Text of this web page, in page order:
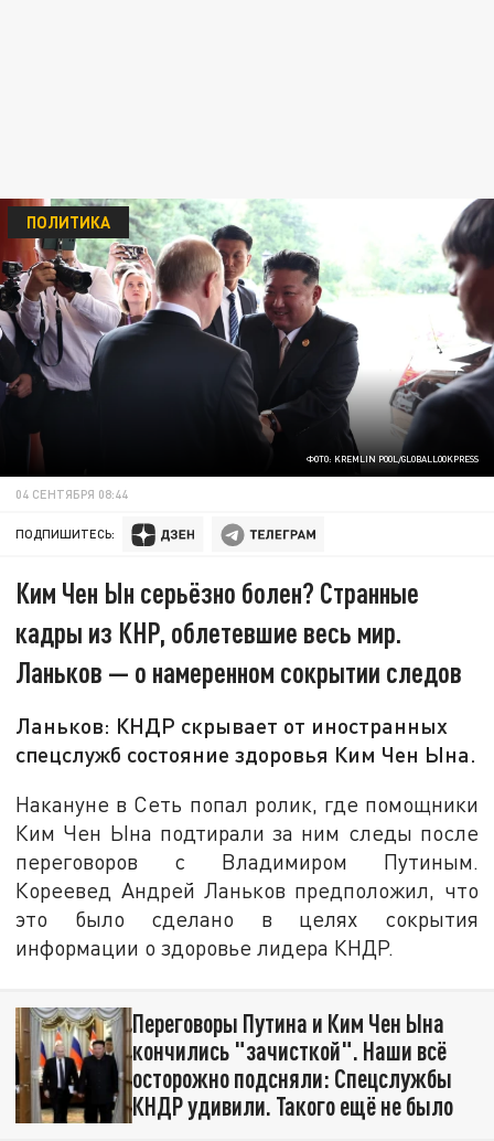
ФОТО: KREMLIN POOL/GLOBALLOOKPRESS
ПОЛИТИКА
04 СЕНТЯБРЯ 08:44
ПОДПИШИТЕСЬ:
Ким Чен Ын серьёзно болен? Странные
кадры из КНР, облетевшие весь мир.
Ланьков — о намеренном сокрытии следов
Ланьков: КНДР скрывает от иностранных
спецслужб состояние здоровья Ким Чен Ына.
Накануне в Сеть попал ролик, где помощники
Ким Чен Ына подтирали за ним следы после
переговоров с Владимиром Путиным.
Кореевед Андрей Ланьков предположил, что
это было сделано в целях сокрытия
информации о здоровье лидера КНДР.
Переговоры Путина и Ким Чен Ына
кончились "зачисткой". Наши всё
осторожно подсняли: Спецслужбы
КНДР удивили. Такого ещё не было